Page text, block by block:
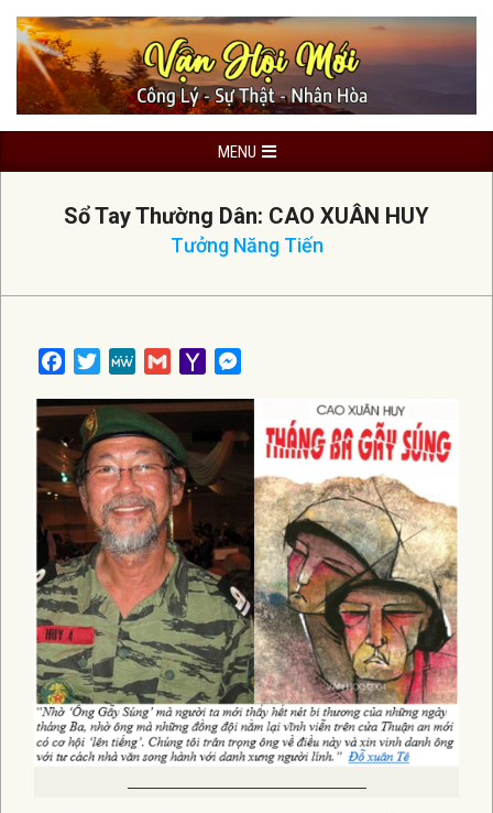
Skip
content
Navigation
MENU
Sổ Tay Thường Dân: CAO XUÂN HUY
Tưởng Năng Tiến
Facebook
TwitterMeWeGmailYahoo